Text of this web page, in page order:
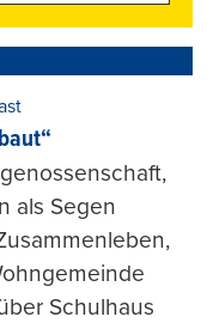
als Segen
Schulhaus